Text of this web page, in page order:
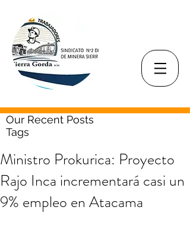
Our Recent Posts
Tags
Ministro Prokurica: Proyecto
Rajo Inca incrementará casi un
9% empleo en Atacama